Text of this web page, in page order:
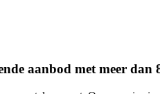
aanbod met meer dan